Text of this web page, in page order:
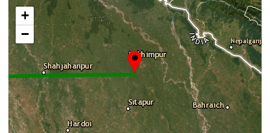
+
−